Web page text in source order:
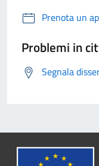
Prenota un
Problemi in
Segnala